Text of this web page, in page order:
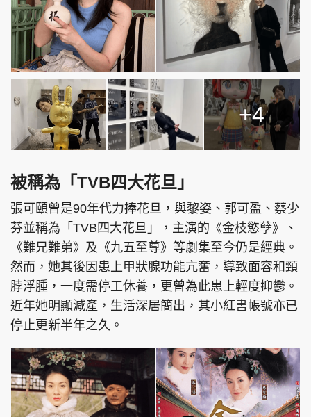
+4
被稱為「TVB四大花旦」
張可頤曾是90年代力捧花旦，與黎姿、郭可盈、蔡少
芬並稱為「TVB四大花旦」，主演的《金枝慾孽》、
《難兄難弟》及《九五至尊》等劇集至今仍是經典。
然而，她其後因患上甲狀腺功能亢奮，導致面容和頸
脖浮腫，一度需停工休養，更曾為此患上輕度抑鬱。
近年她明顯減產，生活深居簡出，其小紅書帳號亦已
停止更新半年之久。